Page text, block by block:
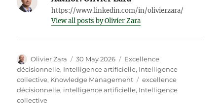
https://www.linkedin.com/in/olivierzara/
View all posts by Olivier Zara
Author
Olivier Zara
Posted
on
30 May 2026 Categories
Excellence
décisionnelle, Intelligence artificielle, Intelligence
collective, Knowledge Management Tags
excellence
décisionnelle, intelligence artificielle, Intelligence
collective